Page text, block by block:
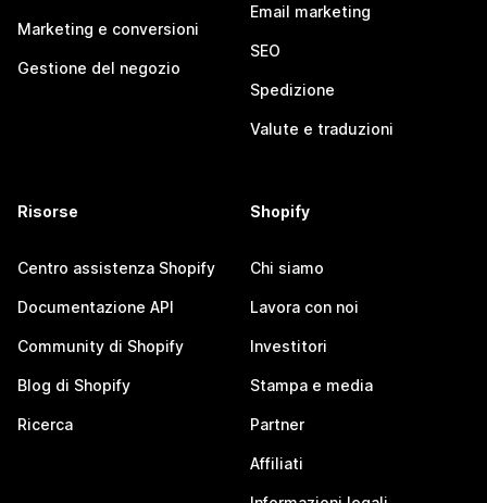
Marketing e conversioni
Gestione del negozio
Email marketing
SEO
Spedizione
Valute e traduzioni
Risorse
Centro assistenza Shopify
Documentazione API
Community di Shopify
Blog di Shopify
Ricerca
Shopify
Chi siamo
Lavora con noi
Investitori
Stampa e media
Partner
Affiliati